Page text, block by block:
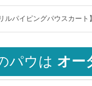
リルパイピングパウスカー
パウは オー